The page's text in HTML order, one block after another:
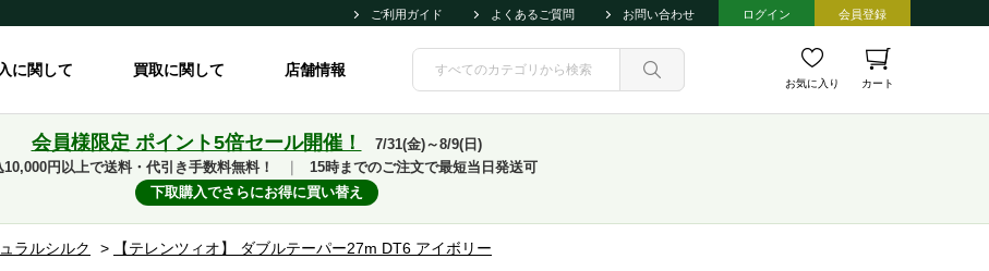
ご利用ガイド よくあるご質問 お問い合わせ ログイン 会員登録
に関して 買取に関して 店舗情報
お気に入り カート
会員様限定 ポイント5倍セール開催！
7/31(金)～8/9(日)
10,000円以上で送料・代引き手数料無料！
15時までのご注文で最短当日発送可
下取購入でさらにお得に買い替え
ラルシルク > 【テレンツィオ】 ダブルテーパー27m DT6 アイボリー